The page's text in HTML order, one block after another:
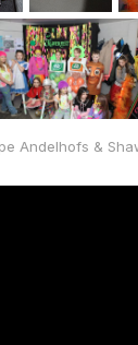
Andelhofs &